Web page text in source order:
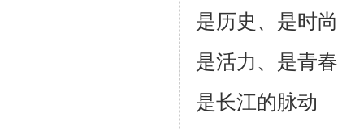
是历史、是时尚
是活力、是青春
是长江的脉动